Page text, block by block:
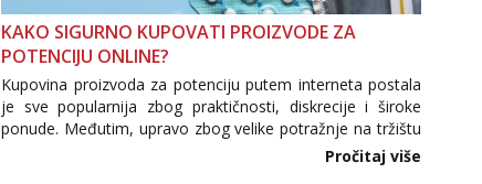
KAKO SIGURNO KUPOVATI PROIZVODE ZA
POTENCIJU ONLINE?
Kupovina proizvoda za potenciju putem interneta postala
je sve popularnija zbog praktičnosti, diskrecije i široke
ponude. Međutim, upravo zbog velike potražnje na tržištu
se pojavljuju i brojni krivotvoreni proizvodi, nepouzdane
internetske trgovine te proizvodi nepoznatog podrijetla. ...
Pročitaj više